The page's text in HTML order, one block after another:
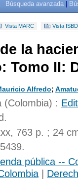
Búsqueda avanzada
Vista MARC Vista ISBD
la
Tomo II:
Alfredo;
(Colombia) :
.
763 p. ; 24
pública --